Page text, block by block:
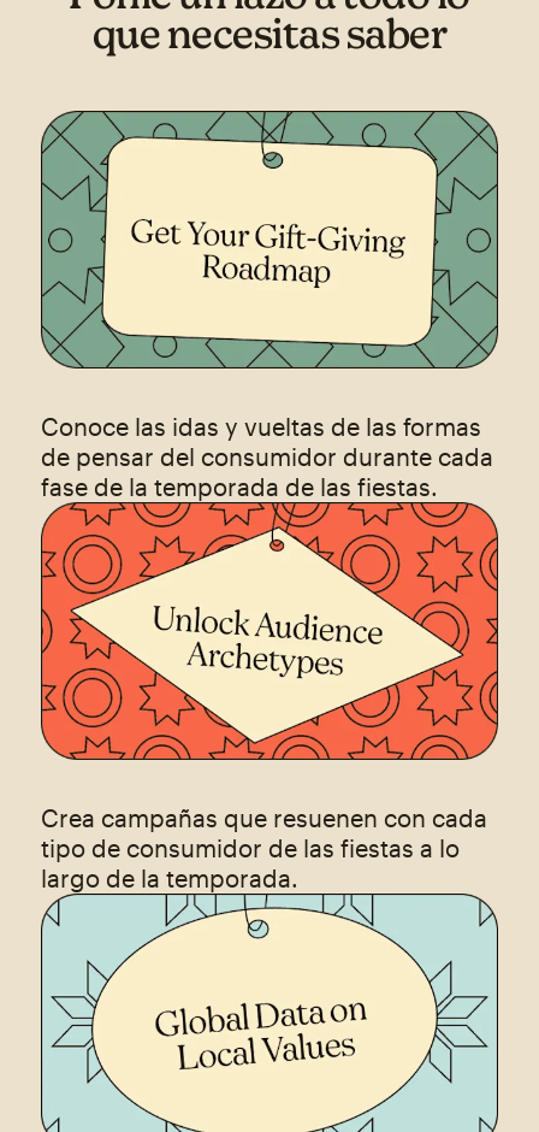
que necesitas saber
Conoce las idas y vueltas de las formas
de pensar del consumidor durante cada
fase de la temporada de las fiestas.
Crea campañas que resuenen con cada
tipo de consumidor de las fiestas a lo
largo de la temporada.